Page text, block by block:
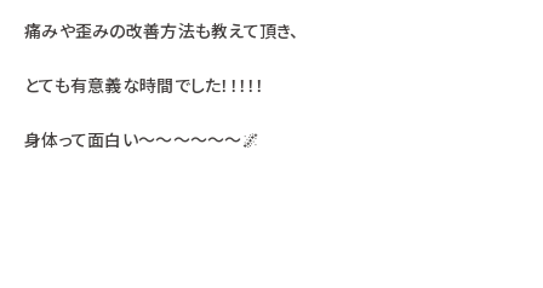
痛みや歪みの改善方法も教えて頂き、
とても有意義な時間でした！！！！！
身体って面白い～～～～～～🌌